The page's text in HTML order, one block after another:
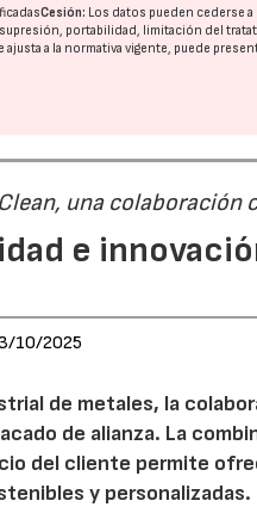
Cesión: Los datos pueden cederse a
portabilidad, limitación del
a la normativa vigente, puede
una colaboración
e
10/2025
de metales, la
de alianza. La
del cliente permite
y personalizadas.